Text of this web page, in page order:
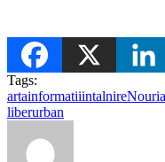
Tags:
artainformatiiintalnire
liberurban